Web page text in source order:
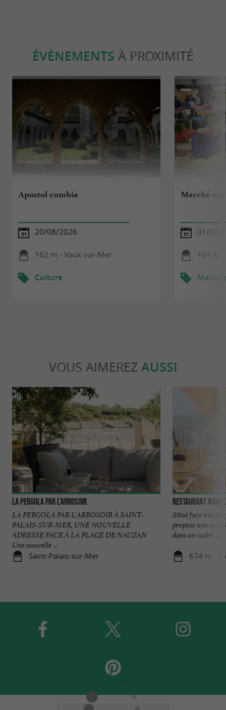
ÉVÈNEMENTS À PROXIMITÉ
Apostol cumbia
20/08/2026
162 m - Vaux-sur-Mer
Culture
Marché
01/07/
164 m
VOUS AIMEREZ AUSSI
La Pergola par l'Arrosoir
LA PERGOLA PAR L'ARROSOIR À SAINT-
PALAIS-SUR-MER, UNE NOUVELLE
ADRESSE FACE À LA PLAGE DE NAUZAN
Une nouvelle ...
Saint-Palais-sur-Mer
Restaurant
Situé face à la
propose une
dans un cadre ...
674 m -